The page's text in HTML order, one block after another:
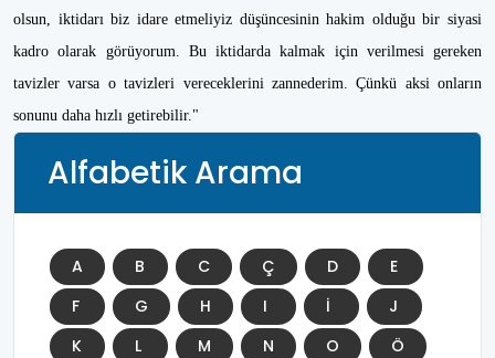
olsun, iktidarı biz idare etmeliyiz düşüncesinin hakim olduğu bir siyasi
kadro olarak görüyorum. Bu iktidarda kalmak için verilmesi gereken
tavizler varsa o tavizleri vereceklerini zannederim. Çünkü aksi onların
sonunu daha hızlı getirebilir."
Alfabetik Arama
A B C Ç D
E
F
G H I İ
J
K
L M N O
Ö